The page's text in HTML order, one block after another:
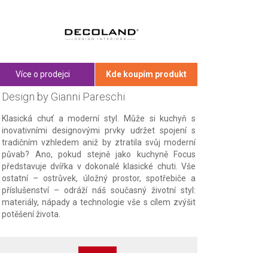
Více o prodejci Kde koupím produkt
Design by Gianni Pareschi
Klasická chuť a moderní styl. Může si kuchyň s
inovativními designovými prvky udržet spojení s
tradičním vzhledem aniž by ztratila svůj moderní
půvab? Ano, pokud stejně jako kuchyně Focus
představuje dvířka v dokonalé klasické chuti. Vše
ostatní – ostrůvek, úložný prostor, spotřebiče a
příslušenství – odráží náš současný životní styl:
materiály, nápady a technologie vše s cílem zvýšit
potěšení života.